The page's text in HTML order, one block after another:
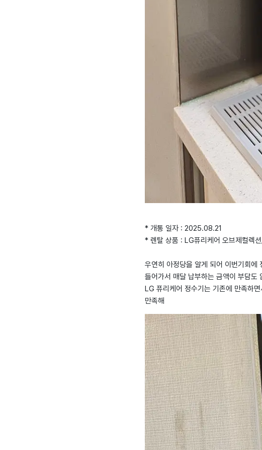
* 개통 일자 : 2025.08.21
* 렌탈 상품 : LG퓨리케어 오브제컬렉션
우연히 아정당을 알게 되어 이번기회에
들어가서 매달 납부하는 금액이 부담도
LG 퓨리케어 정수기는 기존에 만족하
만족해